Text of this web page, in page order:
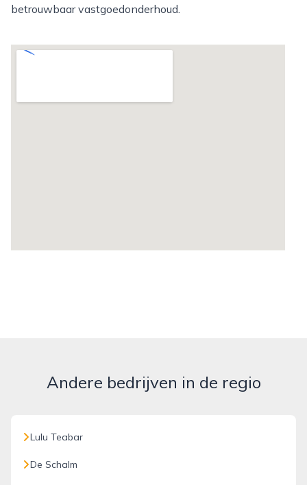
betrouwbaar vastgoedonderhoud.
Andere bedrijven in de regio
Lulu Teabar
De Schalm